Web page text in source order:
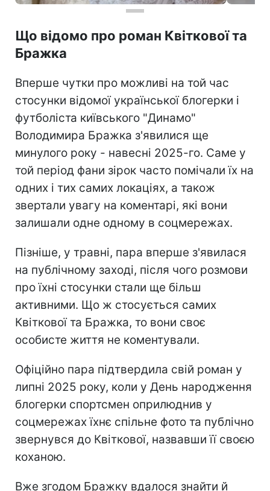
Що відомо про роман Квіткової та
Бражка
Вперше чутки про можливі на той час
стосунки відомої української блогерки і
футболіста київського "Динамо"
Володимира Бражка з'явилися ще
минулого року - навесні 2025-го. Саме у
той період фани зірок часто помічали їх на
одних і тих самих локаціях, а також
звертали увагу на коментарі, які вони
залишали одне одному в соцмережах.
Пізніше, у травні, пара вперше з'явилася
на публічному заході, після чого розмови
про їхні стосунки стали ще більш
активними. Що ж стосується самих
Квіткової та Бражка, то вони своє
особисте життя не коментували.
Офіційно пара підтвердила свій роман у
липні 2025 року, коли у День народження
блогерки спортсмен оприлюднив у
соцмережах їхнє спільне фото та публічно
звернувся до Квіткової, назвавши її своєю
коханою.
Вже згодом Бражку вдалося знайти й